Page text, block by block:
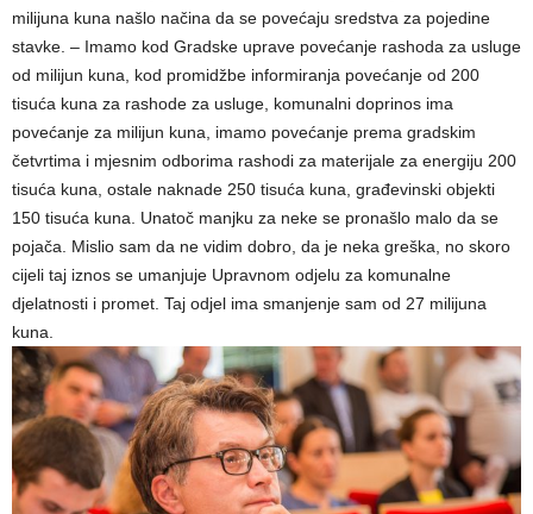
milijuna kuna našlo načina da se povećaju sredstva za pojedine
stavke. – Imamo kod Gradske uprave povećanje rashoda za usluge
od milijun kuna, kod promidžbe informiranja povećanje od 200
tisuća kuna za rashode za usluge, komunalni doprinos ima
povećanje za milijun kuna, imamo povećanje prema gradskim
četvrtima i mjesnim odborima rashodi za materijale za energiju 200
tisuća kuna, ostale naknade 250 tisuća kuna, građevinski objekti
150 tisuća kuna. Unatoč manjku za neke se pronašlo malo da se
pojača. Mislio sam da ne vidim dobro, da je neka greška, no skoro
cijeli taj iznos se umanjuje Upravnom odjelu za komunalne
djelatnosti i promet. Taj odjel ima smanjenje sam od 27 milijuna
kuna.